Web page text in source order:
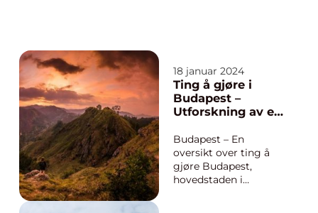
18 januar 2024
Ting å gjøre i
Budapest –
Utforskning av en
spennende by
Budapest – En
oversikt over ting å
gjøre Budapest,
hovedstaden i